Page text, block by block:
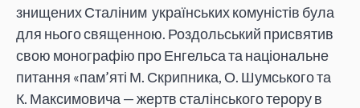
знищених Сталіним українських комуністів була
для нього священною. Роздольський присвятив
свою монографію про Енгельса та національне
питання «пам’яті М. Скрипника, О. Шумського та
К. Максимовича — жертв сталінського терору в